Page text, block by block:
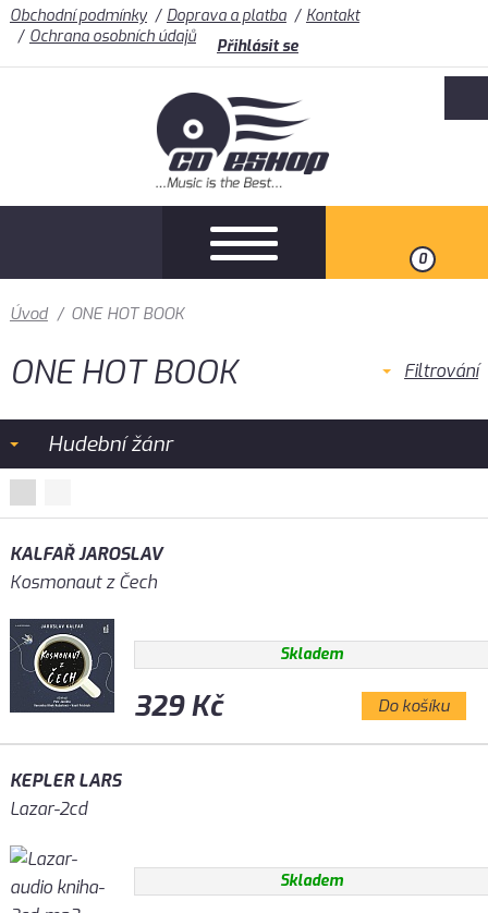
Obchodní podmínky Doprava a platba
Kontakt
Ochrana osobních údajů
Přihlásit se
0
Úvod / ONE HOT BOOK
ONE HOT BOOK Filtrování
Hudební žánr
KALFAŘ JAROSLAV
Kosmonaut z Čech
Skladem
329 Kč Do košíku
KEPLER LARS
Lazar-2cd
Skladem